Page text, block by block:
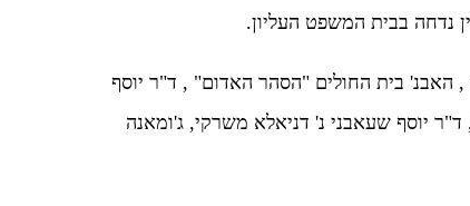
נדחה בבית המשפט העליון.
, האם , האבנ' בית החולים "הסהר האדום" , ד"ר יוסף
האדום, ד"ר יוסף שעאבני נ' דניאלא משרקי, ג'ומאנה